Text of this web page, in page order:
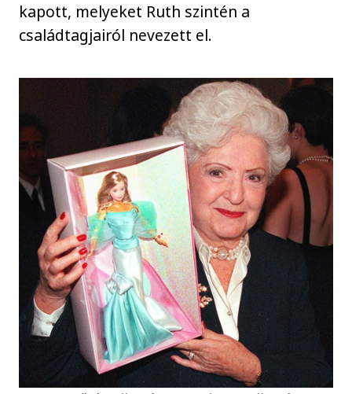
kapott, melyeket Ruth szintén a
családtagjairól nevezett el.